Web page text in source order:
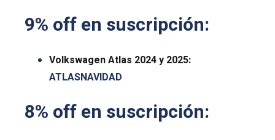
9% off en suscripción:
Volkswagen Atlas 2024 y 2025:
ATLASNAVIDAD
8% off en suscripción: